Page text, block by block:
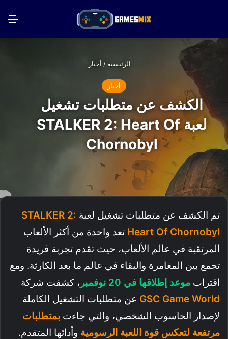
الرئيسية / أخبار
أخبار
الكشف عن متطلبات تشغيل
لعبة STALKER 2: Heart Of
Chornobyl
تم الكشف عن متطلبات تشغيل لعبة STALKER 2:
Heart Of Chornobyl تعد واحدة من أكثر الألعاب
المرتقبة في عالم الألعاب، حيث تقدم تجربة فريدة
تجمع بين المغامرة والبقاء في عالم ما بعد الكارثة. ومع
اقتراب موعد إطلاقها في 20 نوفمبر
، كشفت شركة
GSC Game World عن متطلبات التشغيل الكاملة
لإصدار الحاسوب الشخصي، والتي جاءت بمتطلبات
مرتفعة لتعكس قوة اللعبة الرسومية وأدائها المتقدم.